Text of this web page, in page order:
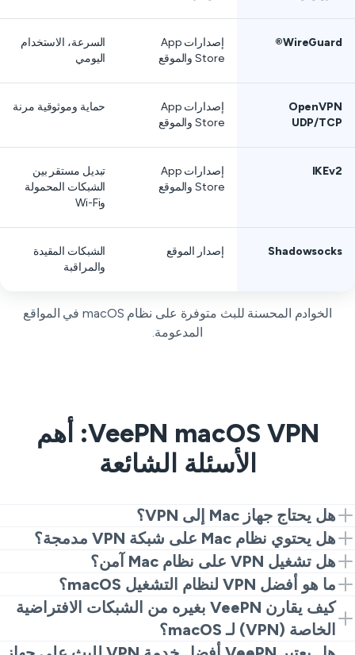
WireGuard®
إصدارات App
Store والموقع
السرعة، الاستخدام
اليومي
OpenVPN
UDP/TCP
إصدارات App
Store والموقع
حماية وموثوقية مرنة
IKEv2
إصدارات App
Store والموقع
تبديل مستقر بين
الشبكات المحمولة
Shadowsocks إصدار الموقع
الشبكات المقيدة
والمراقبة
الخوادم المحسنة للبث متوفرة على نظام macOS في المواقع
المدعومة.
VeePN macOS VPN: أهم
الأسئلة الشائعة
هل يحتاج جهاز Mac إلى VPN؟
مثل أي كمبيوتر آخر، جهاز Mac الخاص بك ليس محصنًا تمامًا
ضد التهديدات عبر الإنترنت.
فيبن.
هل يحتوي نظام Mac على شبكة VPN مدمجة؟
لا، جهاز Mac الخاص بك لا يحتوي على VPN مدمج. فهو
يحتوي على عميل VPN يسمح لك بتكوين VPN الخاص بك،
ولكن للقيام بذلك، يجب عليك الحصول على خادم VPN.
تفضيلات النظام > شبكة
هل تشغيل VPN على نظام Mac آمن؟
يعتمد ذلك على نوع Mac VPN الذي تستخدمه. فيبن— آمن
للاستخدام على أي جهاز، وجهاز Mac الخاص بك ليس استثناءً.
ما هو أفضل VPN لنظام التشغيل macOS؟
عند اختيار أفضل VPN لجهاز MacBook الخاص بك، يجب
عليك مراعاة العديد من العوامل. التشفير المتقدم
عدم تسجيل الدخول
قتل التبديل ميزات إضافية
كيف يقارن VeePN بغيره من الشبكات الافتراضية
الخاصة (VPN) لـ macOS؟
بالمقارنة مع شبكات VPN الأخرى لنظام macOS، تقدم